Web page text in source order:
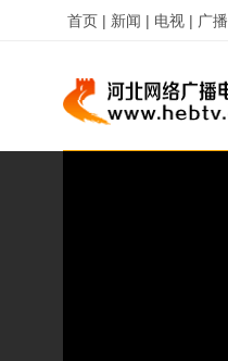
首页 | 新闻 | 电视 | 广